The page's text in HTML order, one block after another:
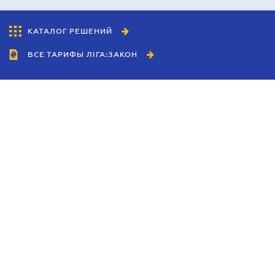
КАТАЛОГ РЕШЕНИЙ
ВСЕ ТАРИФЫ ЛІГА:ЗАКОН